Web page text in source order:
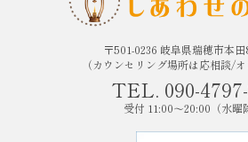
〒501-0236 岐阜県瑞穂市本
（カウンセリング場所は応相談/
TEL. 090-
受付 11:00〜20:00（水曜